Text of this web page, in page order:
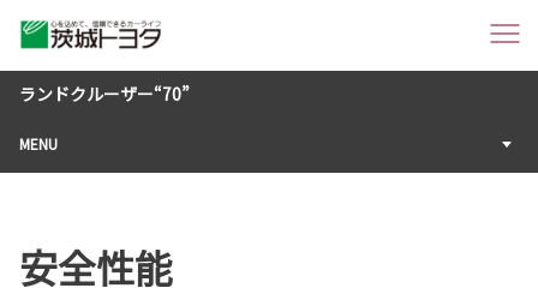
ランドクルーザー“70”
MENU
安全性能